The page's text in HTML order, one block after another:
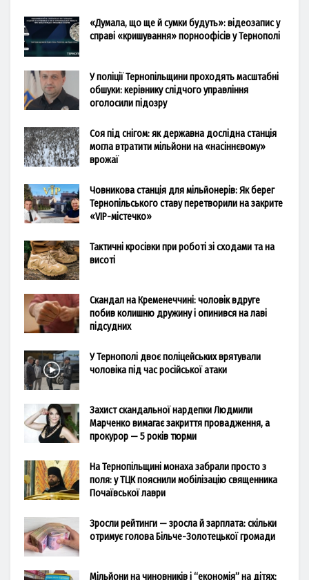
«Думала, що ще й сумки будуть»: відеозапис у
справі «кришування» порноофісів у Тернополі
У поліції Тернопільщини проходять масштабні
обшуки: керівнику слідчого управління
оголосили підозру
Соя під снігом: як державна дослідна станція
могла втратити мільйони на «насіннєвому»
врожаї
Човникова станція для мільйонерів: Як берег
Тернопільського ставу перетворили на закрите
«VIP-містечко»
Тактичні кросівки при роботі зі сходами та на
висоті
Скандал на Кременеччині: чоловік вдруге
побив колишню дружину і опинився на лаві
підсудних
У Тернополі двоє поліцейських врятували
чоловіка під час російської атаки
Захист скандальної нардепки Людмили
Марченко вимагає закриття провадження, а
прокурор — 5 років тюрми
На Тернопільщині монаха забрали просто з
поля: у ТЦК пояснили мобілізацію священника
Почаївської лаври
Зросли рейтинги — зросла й зарплата: скільки
отримує голова Більче-Золотецької громади
Мільйони на чиновників і “економія” на дітях: